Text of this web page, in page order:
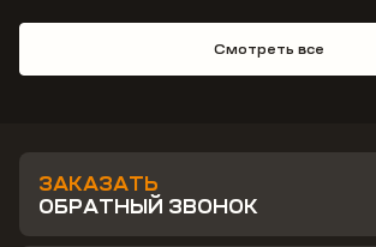
Смотреть все
ЗАКАЗАТЬ
ОБРАТНЫЙ ЗВОНОК